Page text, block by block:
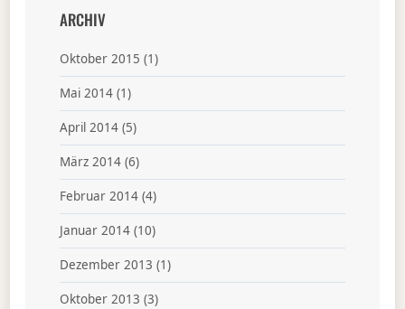
ARCHIV
Oktober 2015 (1)
Mai 2014(1)
April 2014(5)
März 2014(6)
Februar 2014(4)
Januar 2014(10)
Dezember 2013 (1)
Oktober 2013 (3)